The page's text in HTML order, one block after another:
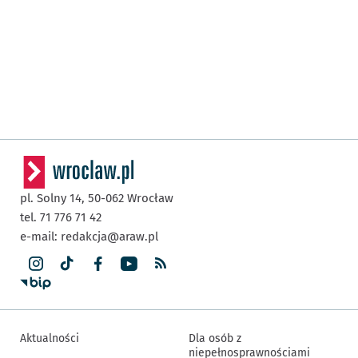
pl. Solny 14, 50-062 Wrocław
tel. 71 776 71 42
e-mail: redakcja@araw.pl
Aktualności
Dla osób z
niepełnosprawnościami